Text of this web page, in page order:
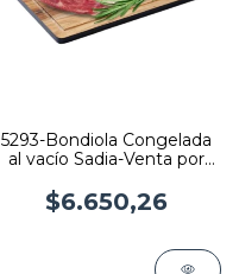
5293-Bondiola Congelada
al vacío Sadia-Venta por
$6.650,26